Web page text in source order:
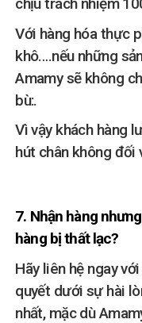
chịu trách nhiệm
Với hàng hóa thực
khô….nếu những
Amamy sẽ không
bù:.
Vì vậy khách hàng
hút chân không đối
7. Nhận hàng
hàng bị thất lạc?
Hãy liên hệ ngay
quyết dưới sự hài
nhất, mặc dù